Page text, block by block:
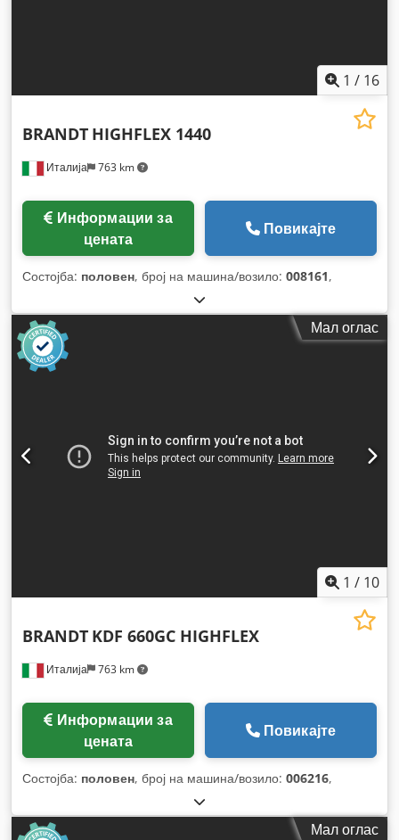
1 / 16
Италија 763 km
BRANDT HIGHFLEX 1440
цената
Повикајте
Состојба: половен, број на машина/возило: 008161,
Мал оглас
1 / 10
Италија 763 km
BRANDT KDF 660GC HIGHFLEX
цената
Повикајте
Состојба: половен, број на машина/возило: 006216,
Мал оглас